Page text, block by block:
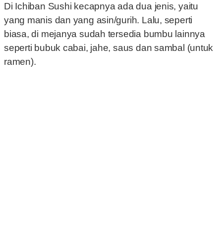
Di Ichiban Sushi kecapnya ada dua jenis, yaitu
yang manis dan yang asin/gurih. Lalu, seperti
biasa, di mejanya sudah tersedia bumbu lainnya
seperti bubuk cabai, jahe, saus dan sambal (untuk
ramen).